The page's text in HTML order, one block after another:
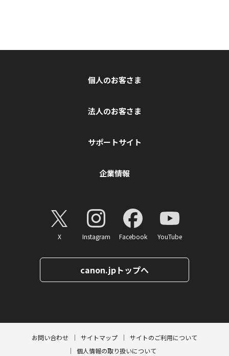
個人のお客さま
法人のお客さま
サポートサイト
企業情報
X Instagram Facebook YouTube
canon.jpトップへ
お問い合わせ サイトマップ
サイトのご利用について
個人情報の取り扱いについて